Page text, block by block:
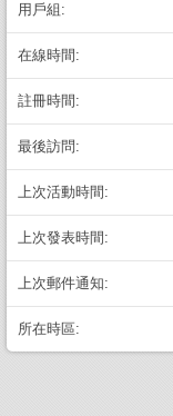
用戶組:
在線時間:
註冊時間:
最後訪問:
上次活動時間:
上次發表時間:
上次郵件通知:
所在時區: